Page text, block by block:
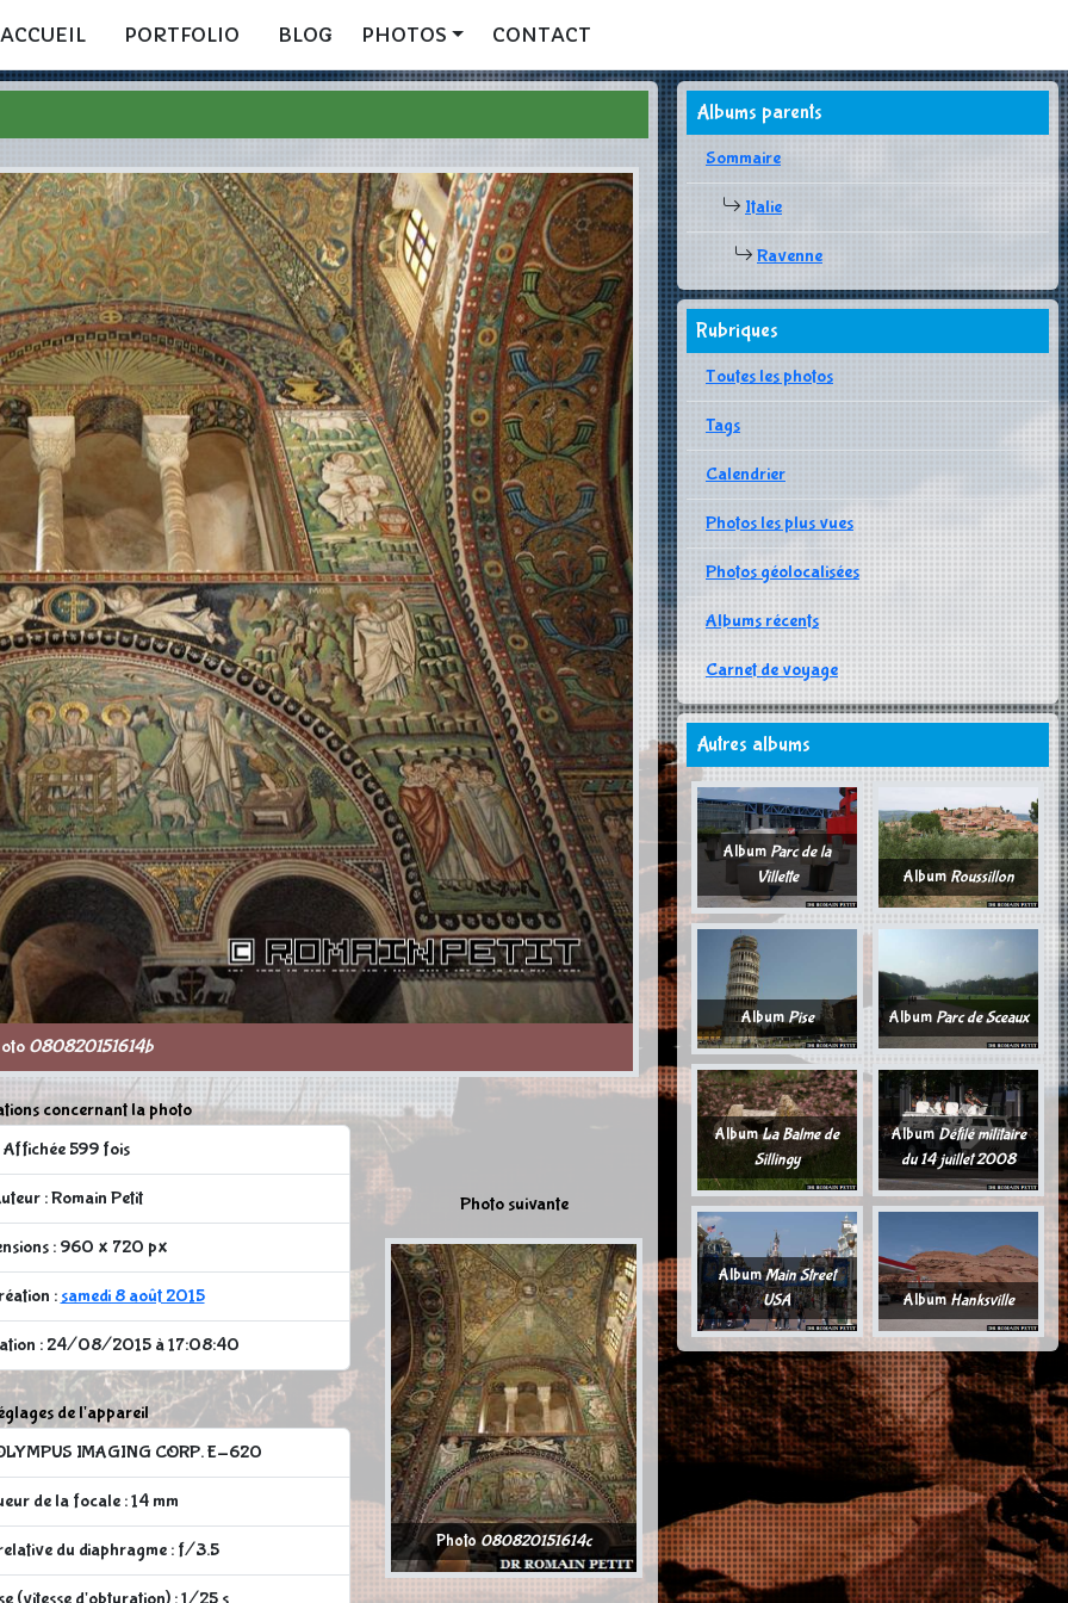
ACCUEIL PORTFOLIO BLOG PHOTOS CONTACT
080820151614b
concernant la photo
Affichée 599 fois
: Romain Petit
: 960 x 720 px
: samedi 8 août 2015
: 24/08/2015 à 17:08:40
de l'appareil
IMAGING CORP. E-620
de la focale : 14 mm
du diaphragme : f/3.5
(vitesse d'obturation) : 1/25 s
Photo suivante
Photo080820151614c
Albums parents
Sommaire
Italie
Ravenne
Rubriques
Toutes les photos
Tags
Calendrier
Photos les plus vues
Photos géolocalisées
Albums récents
Carnet de voyage
Autres albums
Album Parc de la
Villette
AlbumRoussillon
Album Pise Album Parc de Sceaux
AlbumLa Balme de
Sillingy
AlbumDéfilé militaire
du 14 juillet 2008
AlbumMain Street
USA
AlbumHanksville